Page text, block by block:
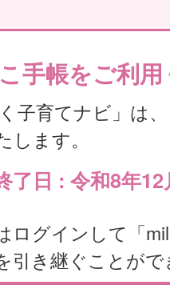
手帳をご利
子育てナビ」は
します。
了日 : 令和8年12
ログインして「
引き継ぐことが